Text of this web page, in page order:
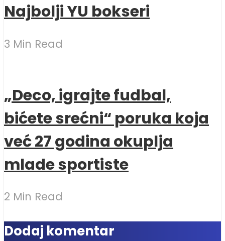
Najbolji YU bokseri
3 Min Read
„Deco, igrajte fudbal,
bićete srećni“ poruka koja
već 27 godina okuplja
mlade sportiste
2 Min Read
Dodaj komentar